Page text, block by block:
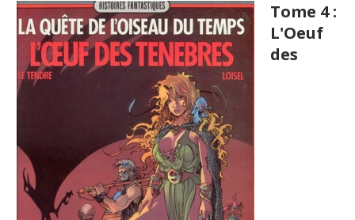
Tome 4 :
L'Oeuf
des